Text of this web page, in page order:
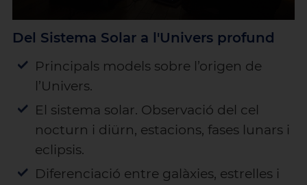
Del Sistema Solar a l'Univers profund
Principals models sobre l’origen de
l’Univers.
El sistema solar. Observació del cel
nocturn i diürn, estacions, fases lunars i
eclipsis.
Diferenciació entre galàxies, estrelles i